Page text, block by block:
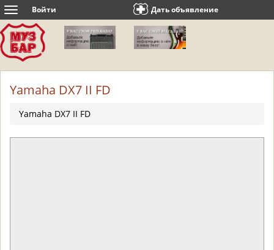
Toggle
navigation
Войти Дать объявление
Yamaha DX7 II FD
Yamaha DX7 II FD